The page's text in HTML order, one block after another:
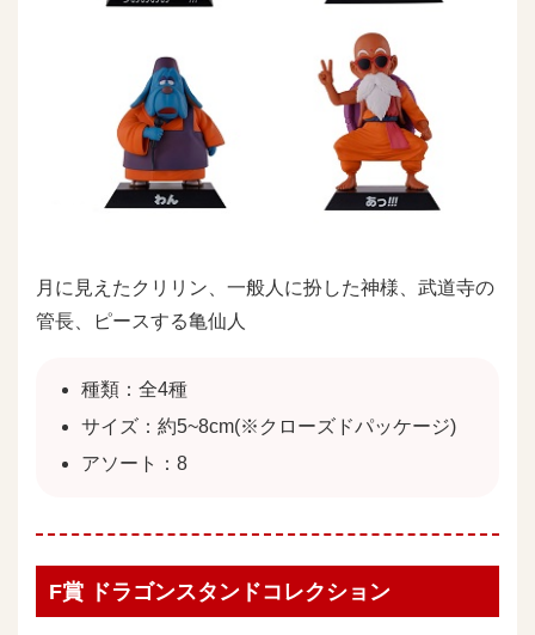
月に見えたクリリン、一般人に扮した神様、武道寺の
管長、ピースする亀仙人
種類：全4種
サイズ：約5~8cm(※クローズドパッケージ)
アソート：8
F賞 ドラゴンスタンドコレクション